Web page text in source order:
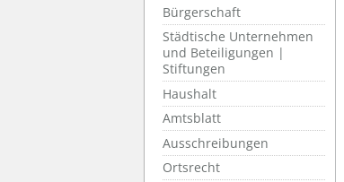
Bürgerschaft
Städtische Unternehmen
und Beteiligungen |
Stiftungen
Haushalt
Amtsblatt
Ausschreibungen
Ortsrecht